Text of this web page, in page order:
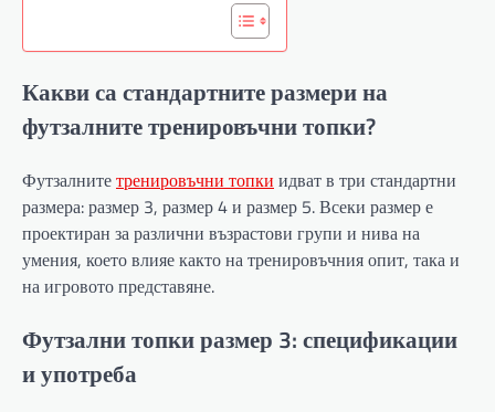
Какви са стандартните размери на
футзалните тренировъчни топки?
Футзалнитетренировъчни топки идват в три стандартни
размера: размер 3, размер 4 и размер 5. Всеки размер е
проектиран за различни възрастови групи и нива на
умения, което влияе както на тренировъчния опит, така и
на игровото представяне.
Футзални топки размер 3: спецификации
и употреба